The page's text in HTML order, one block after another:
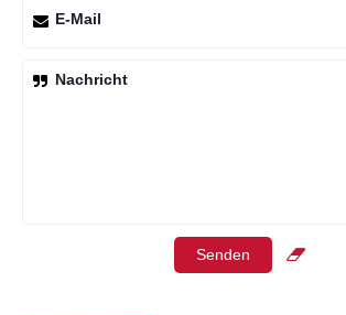
E-Mail
Nachricht